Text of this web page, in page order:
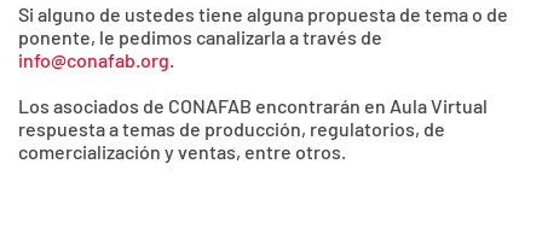
Si alguno de ustedes tiene alguna propuesta de tema o de
ponente, le pedimos canalizarla a través de
info@conafab.org
Los asociados de CONAFAB encontrarán en Aula Virtual
respuesta a temas de producción, regulatorios, de
comercialización y ventas, entre otros.